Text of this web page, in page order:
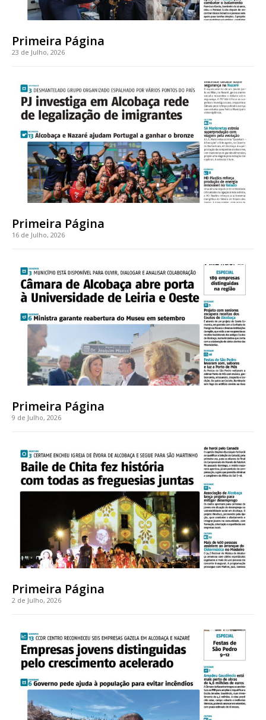
casa
Acesso ao conteúdo online
Acesso aos conteúdos Exclusivos para
assinantes
Escolha o plano
ASSINATURA
DIGITAL ANUAL
16€
Acesso ao conteúdo online
Acesso aos conteúdos Exclusivos para
assinantes
Ofertas para assinatura anual
Escolha o plano
Primeira Página
23 de Julho, 2026
Primeira Página
16 de Julho, 2026
Primeira Página
9 de Julho, 2026
Primeira Página
2 de Julho, 2026